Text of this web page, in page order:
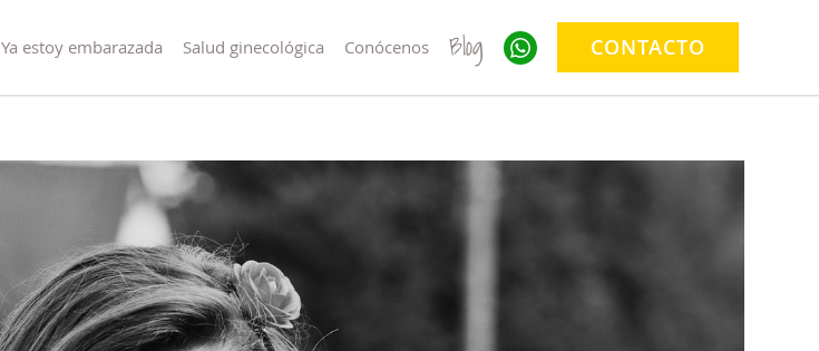
Ya estoy embarazada Salud ginecológica Conócenos Blog CONTACTO